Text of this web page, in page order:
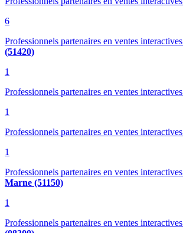
6
Professionnels partenaires en ventes interactives
(51420)
1
Professionnels partenaires en ventes interactives
1
Professionnels partenaires en ventes interactives
1
Professionnels partenaires en ventes interactives
Marne (51150)
1
Professionnels partenaires en ventes interactives